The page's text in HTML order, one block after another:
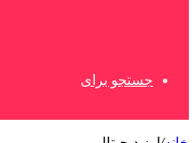
جستجو برای